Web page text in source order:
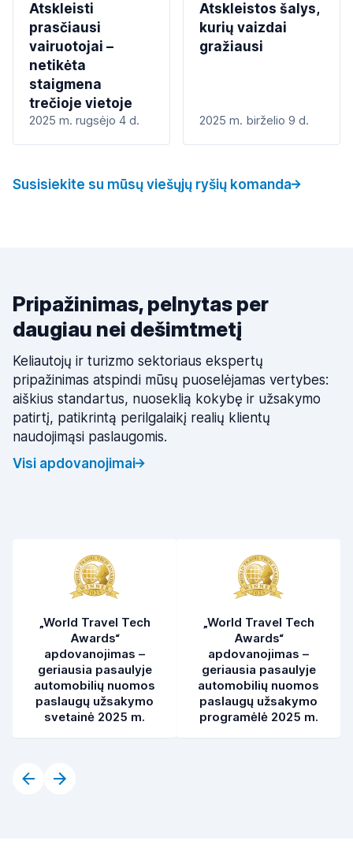
Atskleisti
prasčiausi
vairuotojai –
netikėta
staigmena
trečioje vietoje
2025 m. rugsėjo 4 d.
Atskleistos šalys,
kurių vaizdai
gražiausi
2025 m. birželio 9 d.
Susisiekite su mūsų viešųjų ryšių komanda
Pripažinimas, pelnytas per
daugiau nei dešimtmetį
Keliautojų ir turizmo sektoriaus ekspertų
pripažinimas atspindi mūsų puoselėjamas vertybes:
aiškius standartus, nuoseklią kokybę ir užsakymo
patirtį, patikrintą perilgalaikį realių klientų
naudojimąsi paslaugomis.
Visi apdovanojimai
„World Travel Tech
Awards“
apdovanojimas –
geriausia pasaulyje
automobilių nuomos
paslaugų užsakymo
svetainė 2025 m.
„World Travel Tech
Awards“
apdovanojimas –
geriausia pasaulyje
automobilių nuomos
paslaugų užsakymo
programėlė 2025 m.